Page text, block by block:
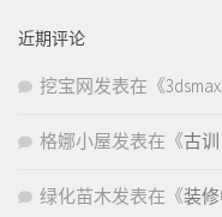
近期评论
挖宝网发表在《
格娜小屋发表在《古训
绿化苗木发表在《装